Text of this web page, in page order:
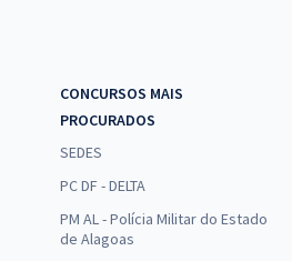
CONCURSOS MAIS
PROCURADOS
SEDES
PC DF - DELTA
PM AL - Polícia Militar do Estado
de Alagoas